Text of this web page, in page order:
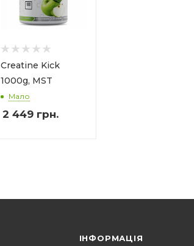
Creatine Kick
1000g, MST
Мало
2 449 грн.
ІНФОРМАЦІЯ